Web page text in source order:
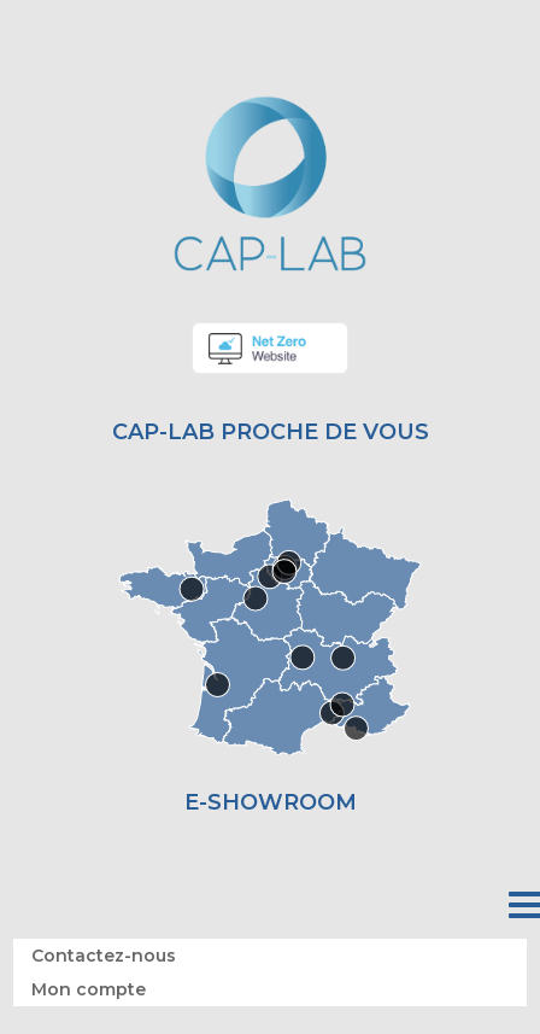
CAP-LAB PROCHE DE VOUS
E-SHOWROOM
Contactez-nous
Mon compte